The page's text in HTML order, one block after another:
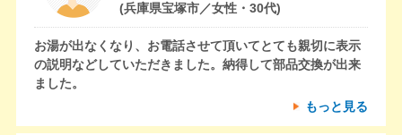
(兵庫県宝塚市／女性・30代)
お湯が出なくなり、お電話させて頂いてとても親切に表示
の説明などしていただきました。納得して部品交換が出来
ました。
もっと見る